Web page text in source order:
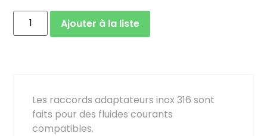
Ajouter à la liste
Les raccords adaptateurs inox 316 sont
faits pour des fluides courants
compatibles.